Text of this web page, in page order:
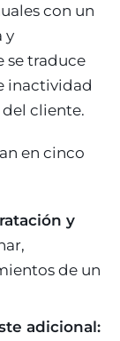
con un
y
se traduce
inactividad
cliente.
en cinco
y
de un
adicional: